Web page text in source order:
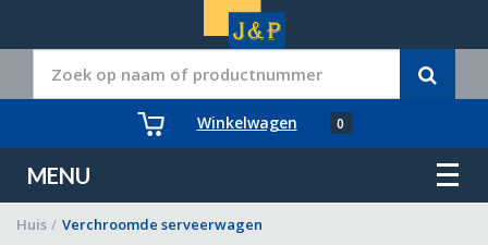
Winkelwagen 0
MENU
Huis / Verchroomde serveerwagen